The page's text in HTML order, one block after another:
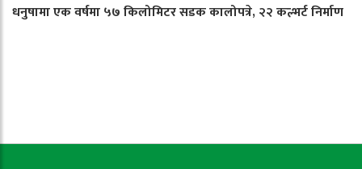
धनुषामा एक वर्षमा ५७ किलोमिटर सडक कालोपत्रे, २२ कल्भर्ट निर्माण